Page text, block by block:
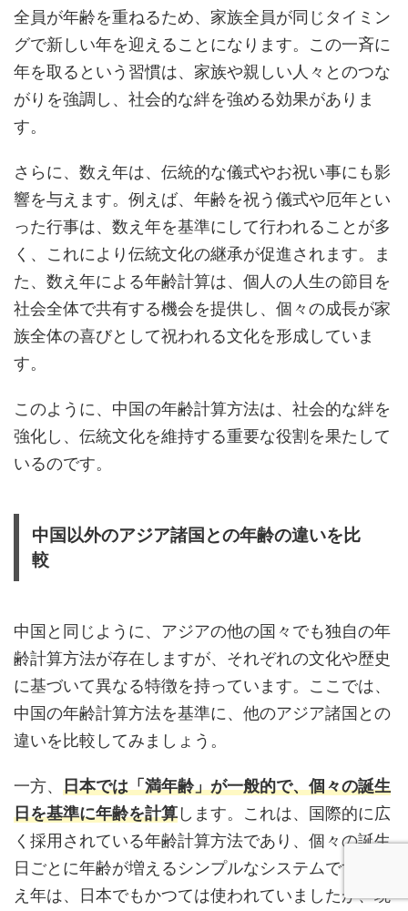
全員が年齢を重ねるため、家族全員が同じタイミン
グで新しい年を迎えることになります。この一斉に
年を取るという習慣は、家族や親しい人々とのつな
がりを強調し、社会的な絆を強める効果がありま
す。
さらに、数え年は、伝統的な儀式やお祝い事にも影
響を与えます。例えば、年齢を祝う儀式や厄年とい
った行事は、数え年を基準にして行われることが多
く、これにより伝統文化の継承が促進されます。ま
た、数え年による年齢計算は、個人の人生の節目を
社会全体で共有する機会を提供し、個々の成長が家
族全体の喜びとして祝われる文化を形成していま
す。
このように、中国の年齢計算方法は、社会的な絆を
強化し、伝統文化を維持する重要な役割を果たして
いるのです。
中国以外のアジア諸国との年齢の違いを比
較
中国と同じように、アジアの他の国々でも独自の年
齢計算方法が存在しますが、それぞれの文化や歴史
に基づいて異なる特徴を持っています。ここでは、
中国の年齢計算方法を基準に、他のアジア諸国との
違いを比較してみましょう。
一方、 日本では「満年齢」が一般的で、個々の誕生
日を基準に年齢を計算します。これは、国際的に広
く採用されている年齢計算方法であり、個々の誕生
日ごとに年齢が増えるシンプルなシステムです。数
え年は、日本でもかつては使われていましたが、現